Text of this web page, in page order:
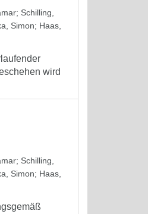
; Schilling,
Simon; Haas,
wird
; Schilling,
Simon; Haas,